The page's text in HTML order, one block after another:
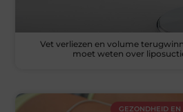
Vet verliezen en volume
moet weten over
GEZONDHEID EN